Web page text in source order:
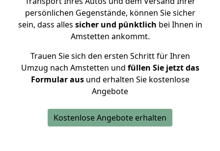
persönlichen Gegenstände, können Sie sicher
sein, dass alles sicher und pünktlich bei Ihnen in
Amstetten ankommt.
Trauen Sie sich den ersten Schritt für Ihren
Umzug nach Amstetten und füllen Sie jetzt das
Formular ausund erhalten Sie kostenlose
Angebote
Kostenlose Angebote erhalten